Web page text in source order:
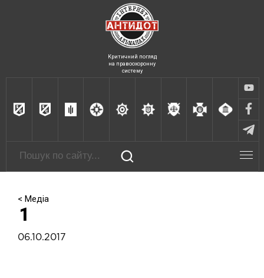
Критичний погляд
на правоохоронну
систему
< Медіа
1
06.10.2017